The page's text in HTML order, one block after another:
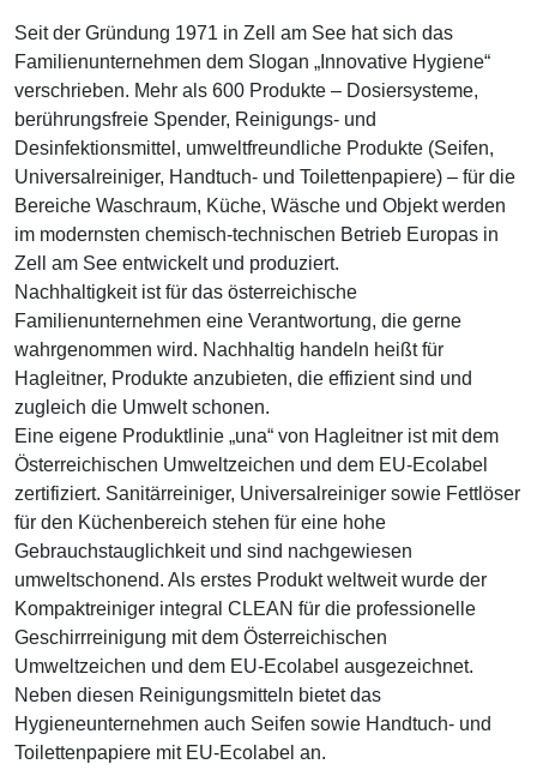
Seit der Gründung 1971 in Zell am See hat sich das
Familienunternehmen dem Slogan „Innovative Hygiene“
verschrieben. Mehr als 600 Produkte – Dosiersysteme,
berührungsfreie Spender, Reinigungs- und
Desinfektionsmittel, umweltfreundliche Produkte (Seifen,
Universalreiniger, Handtuch- und Toilettenpapiere) – für die
Bereiche Waschraum, Küche, Wäsche und Objekt werden
im modernsten chemisch-technischen Betrieb Europas in
Zell am See entwickelt und produziert.
Nachhaltigkeit ist für das österreichische
Familienunternehmen eine Verantwortung, die gerne
wahrgenommen wird. Nachhaltig handeln heißt für
Hagleitner, Produkte anzubieten, die effizient sind und
zugleich die Umwelt schonen.
Eine eigene Produktlinie „una“ von Hagleitner ist mit dem
Österreichischen Umweltzeichen und dem EU-Ecolabel
zertifiziert. Sanitärreiniger, Universalreiniger sowie Fettlöser
für den Küchenbereich stehen für eine hohe
Gebrauchstauglichkeit und sind nachgewiesen
umweltschonend. Als erstes Produkt weltweit wurde der
Kompaktreiniger integral CLEAN für die professionelle
Geschirrreinigung mit dem Österreichischen
Umweltzeichen und dem EU-Ecolabel ausgezeichnet.
Neben diesen Reinigungsmitteln bietet das
Hygieneunternehmen auch Seifen sowie Handtuch- und
Toilettenpapiere mit EU-Ecolabel an.